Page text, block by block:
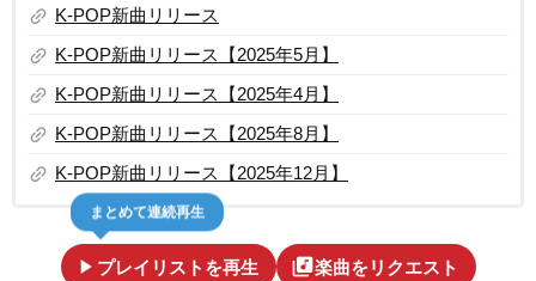
link K-POP新曲リリース
link K-POP新曲リリース【2025年5月】
link K-POP新曲リリース【2025年4月】
link K-POP新曲リリース【2025年8月】
link K-POP新曲リリース【2025年12月】
play_arrow プレイリストを再生
まとめて連続再生
library_music楽曲をリクエスト